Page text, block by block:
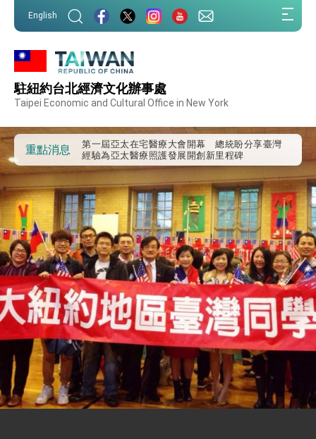
English
駐紐約台北經濟文化辦事處
Taipei Economic and Cultural Office in New York
重點消息
外交部重要言論
事處」，進一步深化台美交流合作
第一屆亞太在宅醫療大會開幕 總統盼分享臺灣
經驗為亞太醫療照護發展開創新里程碑
外交部發布WHA文宣影片「台灣醫療點亮世界」
及「台灣智慧醫療與健康產業展」預告短片，向
世界展現台灣守護全球健康的創新能量
總統出訪史瓦帝尼返國談話 強調臺灣人有權利
走向世界 盼與理念相近國家共同維護國際秩序
堅定走向世界 賴總統抵達史瓦帝尼王國進行國是
訪問
總統與五院院長新春茶敘 盼化分歧為團結、為
國家邁出合作第一步
總統農曆春節談話
台美貿易協議完成簽署達成6大目標、創5大歷史
性突破 總統強調將以3大面向加速臺灣經濟轉型
升級 籲請立院全力支持並盡速通過
臺美簽署「對等貿易協定」確立對等關稅15%且不
疊加 我輸美2072項產品豁免對等關稅
總統接受「法新社」（AFP）專訪內容
外交部長林佳龍於《外交事務》撰文指出：自由
世界 需要台灣，團結合作方能守護繁榮